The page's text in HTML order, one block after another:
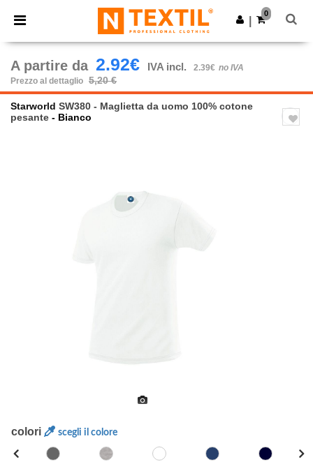
× App Ntextil
Prezzi migliori sull'app!
Scarica app
0
A partire da 2.92€ IVA incl. 2.39€ no IVA
Prezzo al dettaglio 5,20 €
Starworld SW380 - Maglietta da uomo 100% cotone
pesante - Bianco
colori scegli il colore